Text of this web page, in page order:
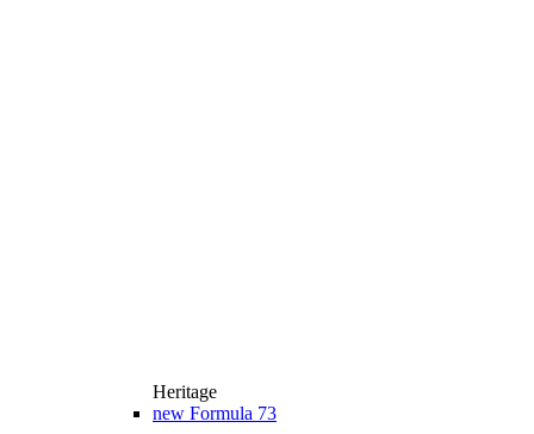
Heritage
new Formula 73